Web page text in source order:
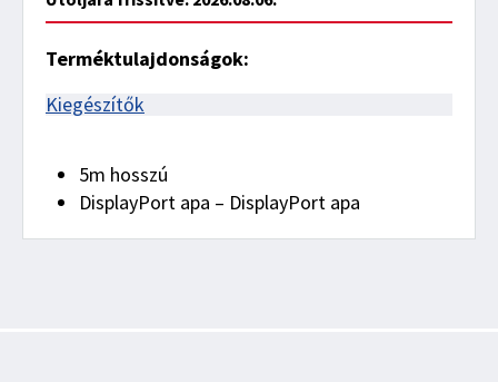
Terméktulajdonságok:
Kiegészítők
5m hosszú
DisplayPort apa – DisplayPort apa